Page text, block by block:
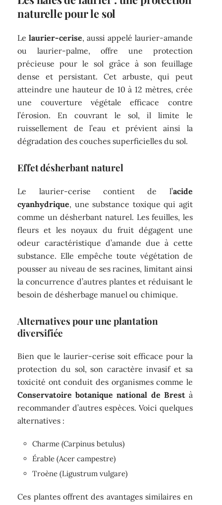
naturelle pour le sol
Lelaurier-cerise, aussi appelé laurier-amande
ou laurier-palme, offre une protection
précieuse pour le sol grâce à son feuillage
dense et persistant. Cet arbuste, qui peut
atteindre une hauteur de 10 à 12 mètres, crée
une couverture végétale efficace contre
l’érosion. En couvrant le sol, il limite le
ruissellement de l’eau et prévient ainsi la
dégradation des couches superficielles du sol.
Effet désherbant naturel
Le laurier-cerise contient de l’acide
cyanhydrique, une substance toxique qui agit
comme un désherbant naturel. Les feuilles, les
fleurs et les noyaux du fruit dégagent une
odeur caractéristique d’amande due à cette
substance. Elle empêche toute végétation de
pousser au niveau de ses racines, limitant ainsi
la concurrence d’autres plantes et réduisant le
besoin de désherbage manuel ou chimique.
Alternatives pour une plantation
diversifiée
Bien que le laurier-cerise soit efficace pour la
protection du sol, son caractère invasif et sa
toxicité ont conduit des organismes comme le
Conservatoire botanique national de Brestà
recommander d’autres espèces. Voici quelques
alternatives :
Charme (Carpinus betulus)
Érable (Acer campestre)
Troène (Ligustrum vulgare)
Ces plantes offrent des avantages similaires en